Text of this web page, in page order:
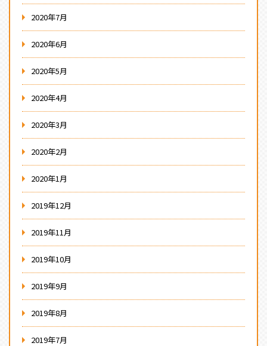
2020年7月
2020年6月
2020年5月
2020年4月
2020年3月
2020年2月
2020年1月
2019年12月
2019年11月
2019年10月
2019年9月
2019年8月
2019年7月